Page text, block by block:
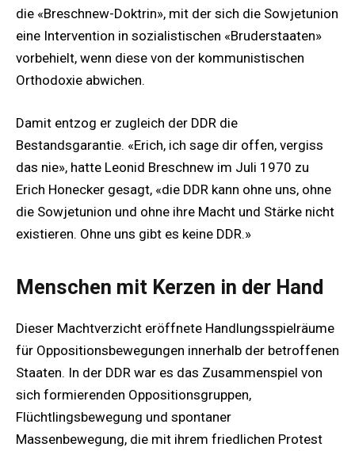
die «Breschnew-Doktrin», mit der sich die Sowjetunion
eine Intervention in sozialistischen «Bruderstaaten»
vorbehielt, wenn diese von der kommunistischen
Orthodoxie abwichen.
Damit entzog er zugleich der DDR die
Bestandsgarantie. «Erich, ich sage dir offen, vergiss
das nie», hatte Leonid Breschnew im Juli 1970 zu
Erich Honecker gesagt, «die DDR kann ohne uns, ohne
die Sowjetunion und ohne ihre Macht und Stärke nicht
existieren. Ohne uns gibt es keine DDR.»
Menschen mit Kerzen in der Hand
Dieser Machtverzicht eröffnete Handlungsspielräume
für Oppositionsbewegungen innerhalb der betroffenen
Staaten. In der DDR war es das Zusammenspiel von
sich formierenden Oppositionsgruppen,
Flüchtlingsbewegung und spontaner
Massenbewegung, die mit ihrem friedlichen Protest